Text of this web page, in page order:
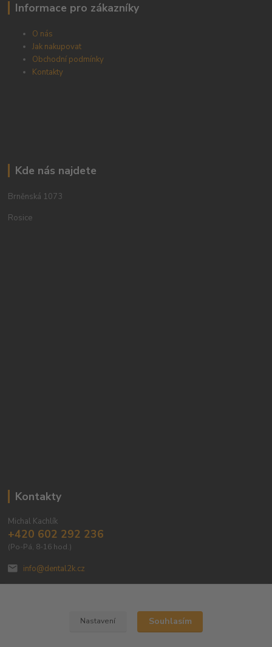
Informace pro zákazníky
O nás
Jak nakupovat
Obchodní podmínky
Kontakty
Kde nás najdete
Brněnská 1073
Rosice
Kontakty
Michal Kachlík
+420 602 292 236
(Po-Pá, 8-16 hod.)
info@dental2k.cz
Nastavení Souhlasím